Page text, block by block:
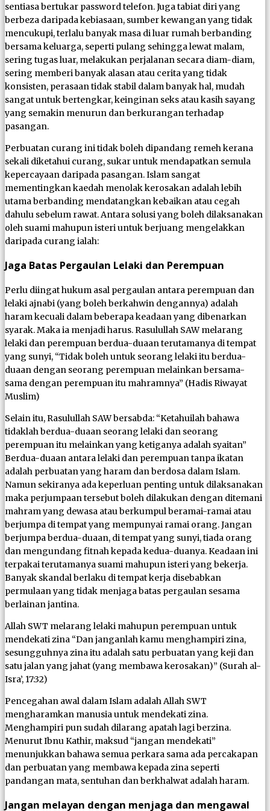
sentiasa bertukar password telefon. Juga tabiat diri yang
berbeza daripada kebiasaan, sumber kewangan yang tidak
mencukupi, terlalu banyak masa di luar rumah berbanding
bersama keluarga, seperti pulang sehingga lewat malam,
sering tugas luar, melakukan perjalanan secara diam-diam,
sering memberi banyak alasan atau cerita yang tidak
konsisten, perasaan tidak stabil dalam banyak hal, mudah
sangat untuk bertengkar, keinginan seks atau kasih sayang
yang semakin menurun dan berkurangan terhadap
pasangan.
Perbuatan curang ini tidak boleh dipandang remeh kerana
sekali diketahui curang, sukar untuk mendapatkan semula
kepercayaan daripada pasangan. Islam sangat
mementingkan kaedah menolak kerosakan adalah lebih
utama berbanding mendatangkan kebaikan atau cegah
dahulu sebelum rawat. Antara solusi yang boleh dilaksanakan
oleh suami mahupun isteri untuk berjuang mengelakkan
daripada curang ialah:
Jaga Batas Pergaulan Lelaki dan Perempuan
Perlu diingat hukum asal pergaulan antara perempuan dan
lelaki ajnabi (yang boleh berkahwin dengannya) adalah
haram kecuali dalam beberapa keadaan yang dibenarkan
syarak. Maka ia menjadi harus. Rasulullah SAW melarang
lelaki dan perempuan berdua-duaan terutamanya di tempat
yang sunyi, “Tidak boleh untuk seorang lelaki itu berdua-
duaan dengan seorang perempuan melainkan bersama-
sama dengan perempuan itu mahramnya” (Hadis Riwayat
Muslim)
Selain itu, Rasulullah SAW bersabda: “Ketahuilah bahawa
tidaklah berdua-duaan seorang lelaki dan seorang
perempuan itu melainkan yang ketiganya adalah syaitan”
Berdua-duaan antara lelaki dan perempuan tanpa ikatan
adalah perbuatan yang haram dan berdosa dalam Islam.
Namun sekiranya ada keperluan penting untuk dilaksanakan
maka perjumpaan tersebut boleh dilakukan dengan ditemani
mahram yang dewasa atau berkumpul beramai-ramai atau
berjumpa di tempat yang mempunyai ramai orang. Jangan
berjumpa berdua-duaan, di tempat yang sunyi, tiada orang
dan mengundang fitnah kepada kedua-duanya. Keadaan ini
terpakai terutamanya suami mahupun isteri yang bekerja.
Banyak skandal berlaku di tempat kerja disebabkan
permulaan yang tidak menjaga batas pergaulan sesama
berlainan jantina.
Allah SWT melarang lelaki mahupun perempuan untuk
mendekati zina “Dan janganlah kamu menghampiri zina,
sesungguhnya zina itu adalah satu perbuatan yang keji dan
satu jalan yang jahat (yang membawa kerosakan)” (Surah al-
Isra’, 17:32)
Pencegahan awal dalam Islam adalah Allah SWT
mengharamkan manusia untuk mendekati zina.
Menghampiri pun sudah dilarang apatah lagi berzina.
Menurut Ibnu Kathir, maksud “jangan mendekati”
menunjukkan bahawa semua perkara sama ada percakapan
dan perbuatan yang membawa kepada zina seperti
pandangan mata, sentuhan dan berkhalwat adalah haram.
Jangan melayan dengan menjaga dan mengawal